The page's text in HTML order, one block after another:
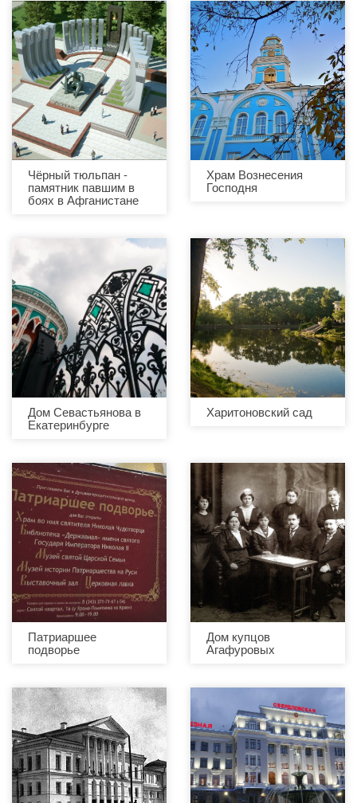
Чёрный тюльпан -
памятник павшим в
боях в Афганистане
Храм Вознесения
Господня
Дом Севастьянова в
Екатеринбурге
Харитоновский сад
Патриаршее
подворье
Дом купцов
Агафуровых